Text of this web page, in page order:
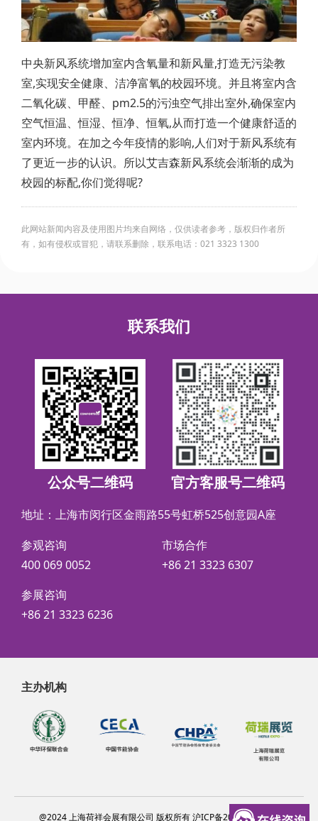
中央新风系统增加室内含氧量和新风量,打造无污染教
室,实现安全健康、洁净富氧的校园环境。并且将室内含
二氧化碳、甲醛、pm2.5的污浊空气排出室外,确保室内
空气恒温、恒湿、恒净、恒氧,从而打造一个健康舒适的
室内环境。在加之今年疫情的影响,人们对于新风系统有
了更近一步的认识。所以艾吉森新风系统会渐渐的成为
校园的标配,你们觉得呢?
此网站新闻内容及使用图片均来自网络，仅供读者参考，版权归作者所
有，如有侵权或冒犯，请联系删除，联系电话：021 3323 1300
联系我们
公众号二维码 官方客服号二维码
地址：上海市闵行区金雨路55号虹桥525创意园A座
参观咨询
400 069 0052
市场合作
+86 21 3323 6307
参展咨询
+86 21 3323 6236
主办机构
@2024 上海荷祥会展有限公司 版权所有 沪ICP备20012314号-6